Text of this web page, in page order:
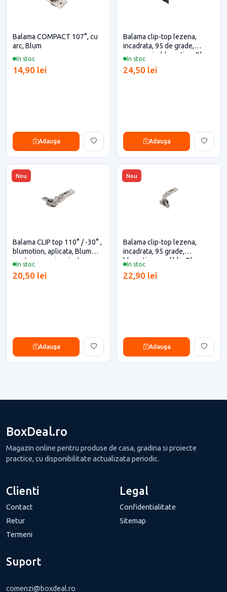
In stoc
Balama COMPACT 107°, cu
arc, Blum
14,90 lei
Adauga
In stoc
Balama clip-top lezena,
incadrata, 95 de grade,
negru-onix, blumotion, Blum
eficiente
24,50 lei
Adauga
Nou
In stoc
Balama CLIP top 110° / -30° ,
blumotion, aplicata, Blum
pentru casa si proiecte
20,50 lei
Adauga
Nou
In stoc
Balama clip-top lezena,
incadrata, 95 grade,
blumotion, cu diblu, Blum
22,90 lei
Adauga
BoxDeal.ro
Magazin online pentru produse de casa, gradina si proiecte
practice, cu disponibilitate actualizata periodic.
Clienti
Contact
Retur
Termeni
Legal
Confidentialitate
Sitemap
Suport
comenzi@boxdeal.ro